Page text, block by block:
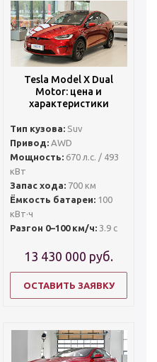
Tesla Model X Dual
Motor: цена и
характеристики
Тип кузова: Suv
Привод: AWD
Мощность: 670 л.с. / 493
кВт
Запас хода: 700 км
Ёмкость батареи: 100
кВт·ч
Разгон 0–100 км/ч: 3.9 с
13 430 000 руб.
ОСТАВИТЬ ЗАЯВКУ